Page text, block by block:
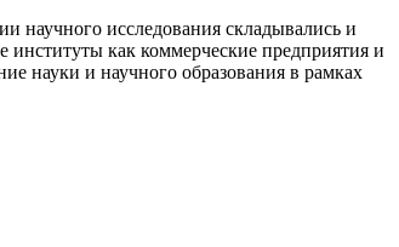
научного исследования складывались и
институты как коммерческие предприятия и
науки и научного образования в рамках